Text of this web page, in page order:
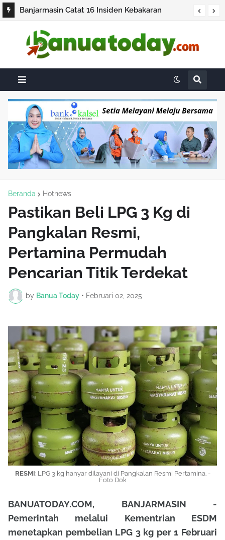
Banjarmasin Catat 16 Insiden Kebakaran
Beranda Hotnews
Pastikan Beli LPG 3 Kg di
Pangkalan Resmi,
Pertamina Permudah
Pencarian Titik Terdekat
by Banua Today • Februari 02, 2025
RESMI: LPG 3 kg hanyar dilayani di Pangkalan Resmi Pertamina. -
Foto Dok
BANUATODAY.COM, BANJARMASIN -
Pemerintah melalui Kementrian ESDM
menetapkan pembelian LPG 3 kg per 1 Februari